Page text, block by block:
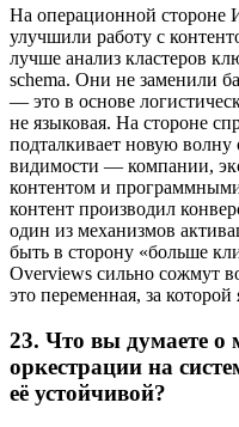
На операционной стороне
улучшили работу с
лучше анализ кластеров
schema. Они не заменили
— это в основе
не языковая. На стороне
подталкивает новую
видимости — компании,
контентом и
контент производил
один из механизмов
быть в сторону «больше
Overviews сильно сожмут
это переменная, за которой
23. Что вы думаете о
оркестрации на
её устойчивой?